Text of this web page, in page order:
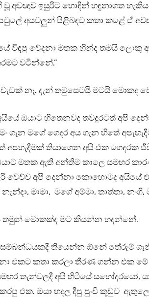
වූ අවඥාව ඉසුරිට හොඳින් හඳුනාගත
අයවලුන් පිළිබඳව කතා කළේ ඒ
විඳපු වේදනා මතක හින්ද තමයි ලොකු
වටින්නේ.”
වැඩක් නෑ. දැන් තමුසෙටයි මටයි මොකද
ඔයාට හිතෙනවද තවදුරටත් අපි
ගැන මගේ ගෙදර අය ගැන හිතේ
අපහැදීමක් තියාගෙන අපි එක
මතක ඇති අන්තිම කාලෙ සමහර
වෙච්ච අපි දෙන්නා කොහොමද
මාමා, මගේ අම්මා, තාත්තා,
තමුන් මොකක්ද මට කියන්න හදන්නේ.
තියෙන්න ඕනේ තේරුම්
එකට කතා කරලා තීරණ ගන්න එක
තැන්වලදී අපි හිටියේ සහෝදරයෝ,
එක. ඔයා හදල දීපු පුංචි කූඩුව